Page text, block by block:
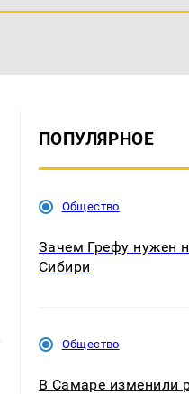
ПОПУЛЯРНОЕ
Общество
Зачем Грефу нужен
Сибири
Общество
В Самаре изменили